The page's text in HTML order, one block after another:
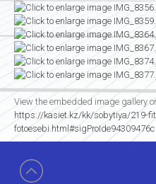
View the embedded image gallery
https://kasiet.kz/kk/sobytiya/219-
fotoesebi.html#sigProIde94309476c